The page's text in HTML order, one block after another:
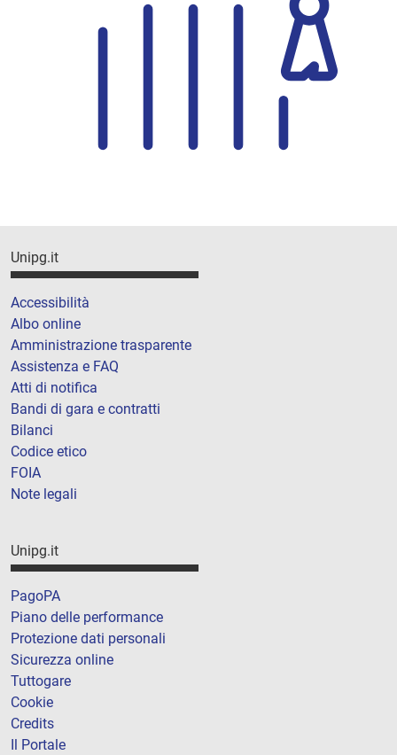
Unipg.it
Accessibilità
Albo online
Amministrazione trasparente
Assistenza e FAQ
Atti di notifica
Bandi di gara e contratti
Bilanci
Codice etico
FOIA
Note legali
Unipg.it
PagoPA
Piano delle performance
Protezione dati personali
Sicurezza online
Tuttogare
Cookie
Credits
Il Portale